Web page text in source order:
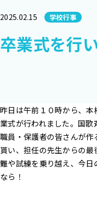
2025.02.15 学校行事
卒業式を行
昨日は午前１０時から、
業式が行われました。国
職員・保護者の皆さんが
貰い、担任の先生からの
難や試練を乗り越え、今
なら！